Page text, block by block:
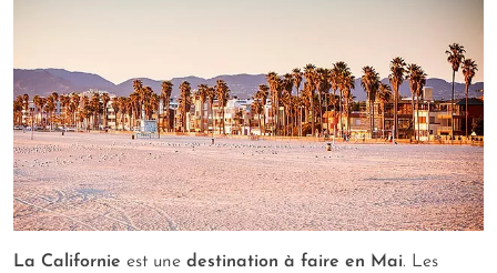
La Californie est une destination à faire en Mai. Les